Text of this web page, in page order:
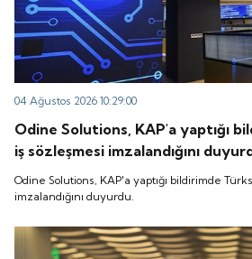
04 Ağustos 2026 10:29:00
Odine Solutions, KAP'a yaptığı
iş sözleşmesi imzalandığını
Odine Solutions, KAP'a yaptığı bildirimde
imzalandığını duyurdu.